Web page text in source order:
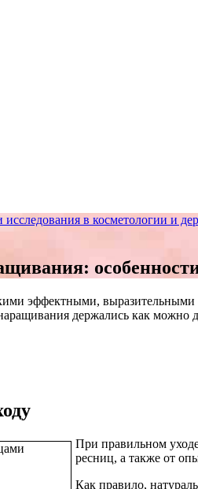
в косметологии и
эффектными, выразительными
держались как можно
При правильном
ресниц, а также от
Как правило,